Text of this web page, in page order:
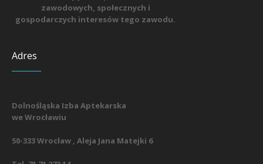
zawodowych, społecznych i
gospodarczych interesów tego zawodu.
Adres
Dolnośląska Izba Aptekarska
we Wrocławiu
50-333 Wrocław , Aleja Jana Matejki 6